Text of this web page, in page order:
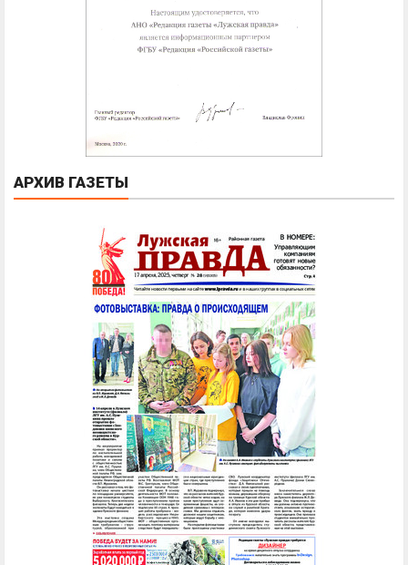
АРХИВ ГАЗЕТЫ